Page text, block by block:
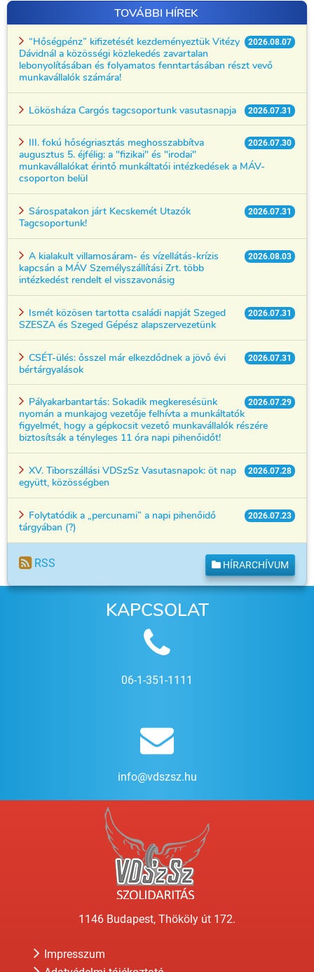
TOVÁBBI HÍREK
2026.08.07
“Hőségpénz” kifizetését kezdeményeztük Vitézy
Dávidnál a közösségi közlekedés zavartalan
lebonyolításában és folyamatos fenntartásában részt vevő
munkavállalók számára!
2026.07.31
Lökösháza Cargós tagcsoportunk vasutasnapja
2026.07.30
III. fokú hőségriasztás meghosszabbítva
augusztus 5. éjfélig: a "fizikai" és "irodai"
munkavállalókat érintő munkáltatói intézkedések a MÁV-
csoporton belül
2026.07.31
Sárospatakon járt Kecskemét Utazók
Tagcsoportunk!
2026.08.03
A kialakult villamosáram- és vízellátás-krízis
kapcsán a MÁV Személyszállítási Zrt. több
intézkedést rendelt el visszavonásig
2026.07.31
Ismét közösen tartotta családi napját Szeged
SZESZA és Szeged Gépész alapszervezetünk
2026.07.31
CSÉT-ülés: ősszel már elkezdődnek a jövő évi
bértárgyalások
2026.07.29
Pályakarbantartás: Sokadik megkeresésünk
nyomán a munkajog vezetője felhívta a munkáltatók
figyelmét, hogy a gépkocsit vezető munkavállalók részére
biztosítsák a tényleges 11 óra napi pihenőidőt!
2026.07.28
XV. Tiborszállási VDSzSz Vasutasnapok: öt nap
együtt, közösségben
2026.07.23
Folytatódik a „percunami” a napi pihenőidő
tárgyában (?)
RSS HÍRARCHÍVUM
KAPCSOLAT
06-1-351-1111
info@vdszsz.hu
1146 Budapest, Thököly út 172.
Impresszum